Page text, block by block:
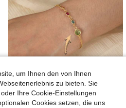
um Ihnen den von Ihnen
zu bieten. Sie
Ihre Cookie-Einstellungen
Cookies setzen, die uns